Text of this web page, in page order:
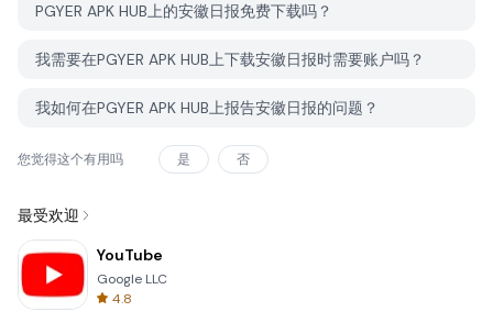
PGYER APK HUB上的安徽日报免费下载吗？
我需要在PGYER APK HUB上下载安徽日报时需要账户吗？
我如何在PGYER APK HUB上报告安徽日报的问题？
您觉得这个有用吗 是 否
最受欢迎
YouTube
Google LLC
4.8